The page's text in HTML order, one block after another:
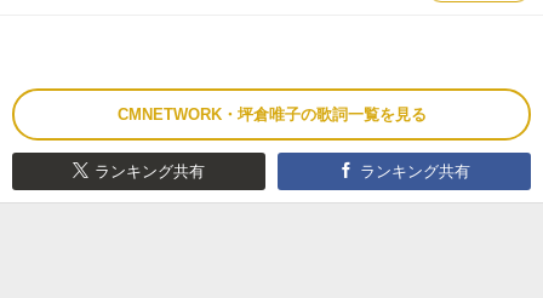
CMNETWORK・坪倉唯子の歌詞一覧を見る
ランキング共有 ランキング共有